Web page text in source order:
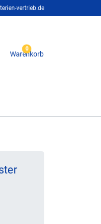
vertrieb.de
0
Warenkorb